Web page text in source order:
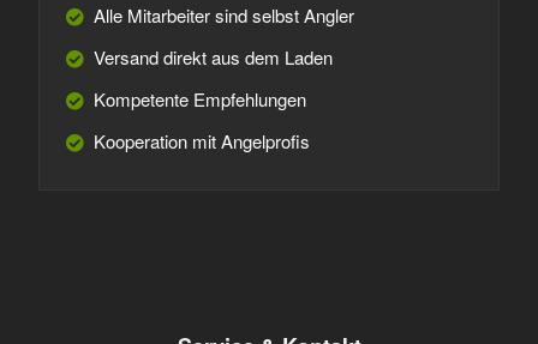
Alle Mitarbeiter sind selbst Angler
Versand direkt aus dem Laden
Kompetente Empfehlungen
Kooperation mit Angelprofis